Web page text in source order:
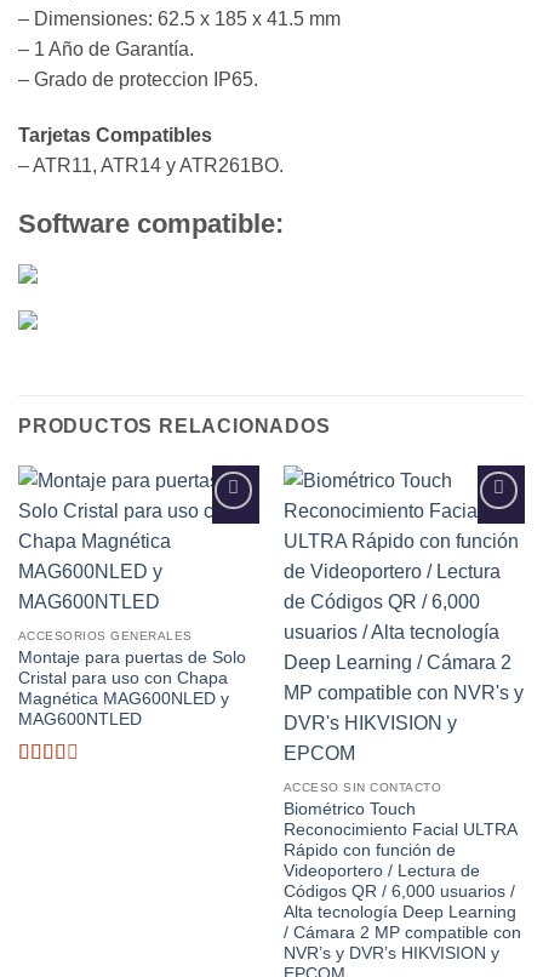
– Dimensiones: 62.5 x 185 x 41.5 mm
– 1 Año de Garantía.
– Grado de proteccion IP65.
Tarjetas Compatibles
– ATR11, ATR14 y ATR261BO.
​Software compatible:
PRODUCTOS RELACIONADOS
Añadir
ACCESORIOS GENERALES
Montaje para puertas de Solo
Cristal para uso con Chapa
Magnética MAG600NLED y
MAG600NTLED
Añadir
a la
deseos
ACCESO SIN CONTACTO
Biométrico Touch
Reconocimiento Facial ULTRA
Rápido con función de
Videoportero / Lectura de
Códigos QR / 6,000 usuarios /
Alta tecnología Deep Learning
/ Cámara 2 MP compatible con
NVR’s y DVR’s HIKVISION y